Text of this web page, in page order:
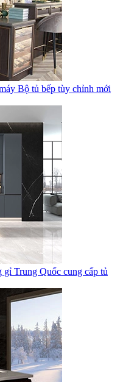
Bộ tủ bếp tùy chỉnh mới
gỉ Trung Quốc cung cấp tủ